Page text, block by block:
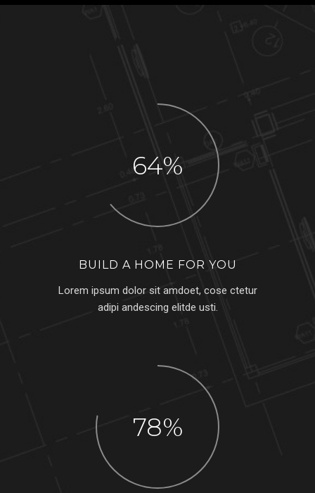
64
BUILD A HOME FOR YOU
Lorem ipsum dolor sit amdoet, cose ctetur
adipi andescing elitde usti.
78